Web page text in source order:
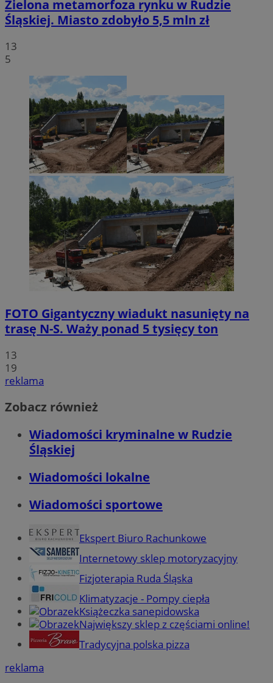
Zielona metamorfoza rynku w Rudzie
Śląskiej. Miasto zdobyło 5,5 mln zł
13
5
FOTO Gigantyczny wiadukt nasunięty na
trasę N-S. Waży ponad 5 tysięcy ton
13
19
reklama
Zobacz również
Wiadomości kryminalne w Rudzie
Śląskiej
Wiadomości lokalne
Wiadomości sportowe
Ekspert Biuro Rachunkowe
Internetowy sklep motoryzacyjny
Fizjoterapia Ruda Śląska
Klimatyzacje - Pompy ciepła
Książeczka sanepidowska
Największy sklep z częściami online!
Tradycyjna polska pizza
reklama